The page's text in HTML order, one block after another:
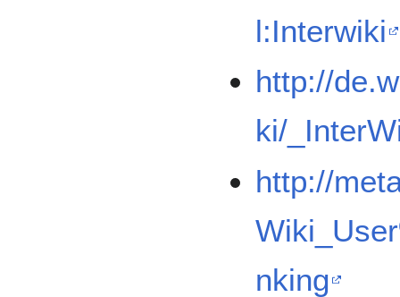
l:Interwiki
http://
ki/
http://
nking